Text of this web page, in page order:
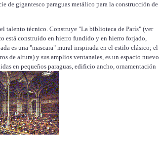
de gigantesco paraguas metálico para la construcción de
talento técnico. Construye "La biblioteca de París" (ver
está construido en hierro fundido y en hierro forjado,
es una "mascara" mural inspirada en el estilo clásico; el
de altura) y sus amplios ventanales, es un espacio nuevo
en pequeños paraguas, edificio ancho, ornamentación